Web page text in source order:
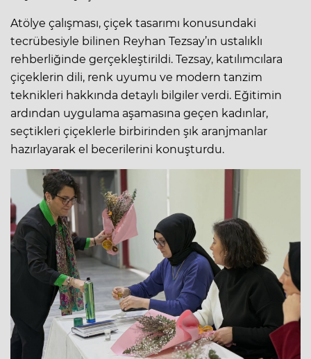
Atölye çalışması, çiçek tasarımı konusundaki
tecrübesiyle bilinen Reyhan Tezsay’ın ustalıklı
rehberliğinde gerçekleştirildi. Tezsay, katılımcılara
çiçeklerin dili, renk uyumu ve modern tanzim
teknikleri hakkında detaylı bilgiler verdi. Eğitimin
ardından uygulama aşamasına geçen kadınlar,
seçtikleri çiçeklerle birbirinden şık aranjmanlar
hazırlayarak el becerilerini konuşturdu.